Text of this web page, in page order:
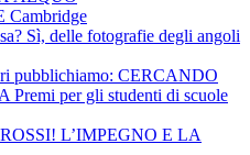
Cambridge
Sì, delle fotografie degli angoli
pubblichiamo: CERCANDO
per gli studenti di scuole
L’IMPEGNO E LA